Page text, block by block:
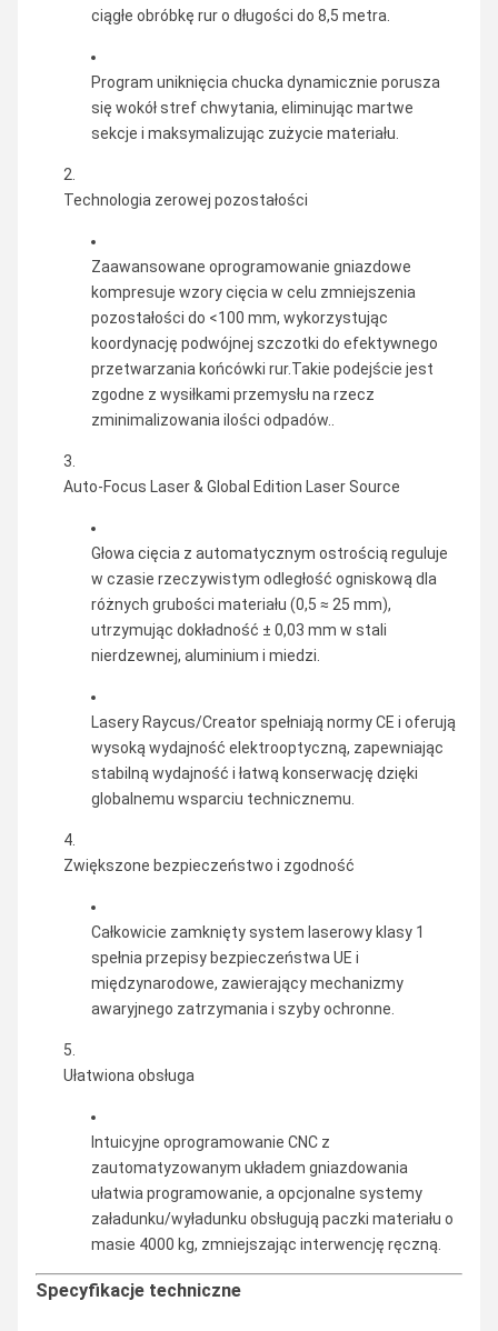
ciągłe obróbkę rur o długości do 8,5 metra.
Program uniknięcia chucka dynamicznie porusza
się wokół stref chwytania, eliminując martwe
sekcje i maksymalizując zużycie materiału.
Technologia zerowej pozostałości
Zaawansowane oprogramowanie gniazdowe
kompresuje wzory cięcia w celu zmniejszenia
pozostałości do <100 mm, wykorzystując
koordynację podwójnej szczotki do efektywnego
przetwarzania końcówki rur.Takie podejście jest
zgodne z wysiłkami przemysłu na rzecz
zminimalizowania ilości odpadów..
Auto-Focus Laser & Global Edition Laser Source
Głowa cięcia z automatycznym ostrością reguluje
w czasie rzeczywistym odległość ogniskową dla
różnych grubości materiału (0,5 ≈ 25 mm),
utrzymując dokładność ± 0,03 mm w stali
nierdzewnej, aluminium i miedzi.
Lasery Raycus/Creator spełniają normy CE i oferują
wysoką wydajność elektrooptyczną, zapewniając
stabilną wydajność i łatwą konserwację dzięki
globalnemu wsparciu technicznemu.
Zwiększone bezpieczeństwo i zgodność
Całkowicie zamknięty system laserowy klasy 1
spełnia przepisy bezpieczeństwa UE i
międzynarodowe, zawierający mechanizmy
awaryjnego zatrzymania i szyby ochronne.
Ułatwiona obsługa
Intuicyjne oprogramowanie CNC z
zautomatyzowanym układem gniazdowania
ułatwia programowanie, a opcjonalne systemy
załadunku/wyładunku obsługują paczki materiału o
masie 4000 kg, zmniejszając interwencję ręczną.
Specyfikacje techniczne